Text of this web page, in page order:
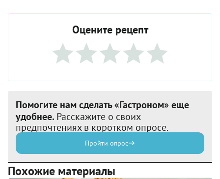
Оцените рецепт
Помогите нам сделать «Гастроном» еще
удобнее. Расскажите о своих
предпочтениях в коротком опросе.
Пройти опрос
Похожие материалы